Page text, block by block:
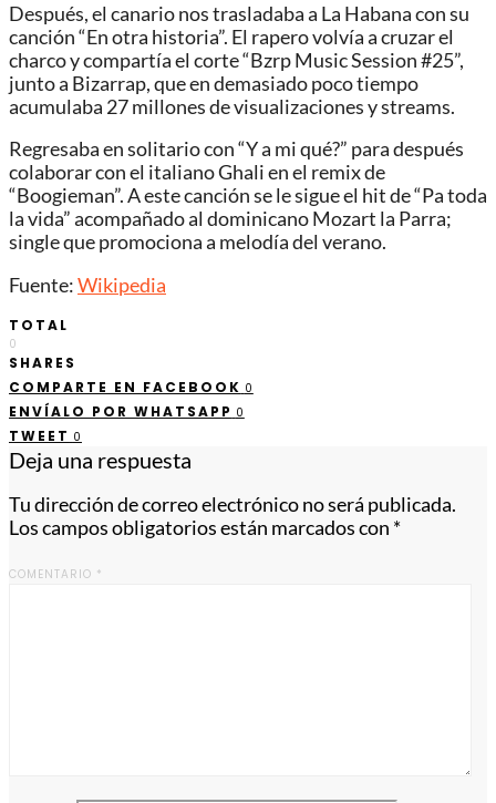
Después, el canario nos trasladaba a La Habana con su
canción “En otra historia”. El rapero volvía a cruzar el
charco y compartía el corte “Bzrp Music Session #25”,
junto a Bizarrap, que en demasiado poco tiempo
acumulaba 27 millones de visualizaciones y streams.
Regresaba en solitario con “Y a mi qué?” para después
colaborar con el italiano Ghali en el remix de
“Boogieman”. A este canción se le sigue el hit de “Pa toda
la vida” acompañado al dominicano Mozart la Parra;
single que promociona a melodía del verano.
Fuente:Wikipedia
TOTAL
0
SHARES
COMPARTE EN FACEBOOK 0
ENVÍALO POR WHATSAPP 0
TWEET 0
Deja una respuesta
Tu dirección de correo electrónico no será publicada.
Los campos obligatorios están marcados con *
COMENTARIO *